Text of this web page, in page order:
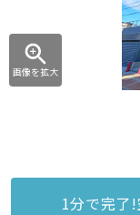
画像を拡大
1分で完了